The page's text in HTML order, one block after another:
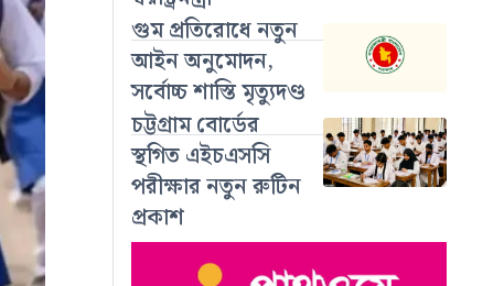
গুম প্রতিরোধে নতুন
আইন অনুমোদন,
সর্বোচ্চ শাস্তি মৃত্যুদণ্ড
চট্টগ্রাম বোর্ডের
স্থগিত এইচএসসি
পরীক্ষার নতুন রুটিন
প্রকাশ